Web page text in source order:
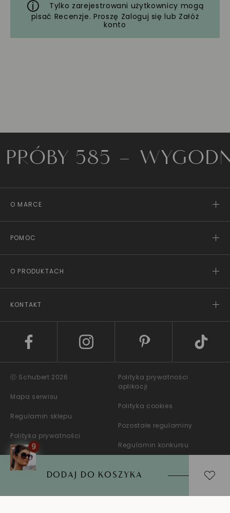
DODAJ DO KOSZYKA
Tylko zarejestrowani użytkownicy mogą
pisać Recenzje. Proszę Zaloguj się lub Załóż
konto
585 WYGODNE
O MARCE
POMOC
O PRODUKTACH
KONTAKT
ⓒ Schubert 2026
Mapa serwisu
Regulamin sklepu
Polityka prywatności
Polityka prywatności
aplikacji
Polityka cookies
Pozostałe regulaminy
Regulamin konkursu